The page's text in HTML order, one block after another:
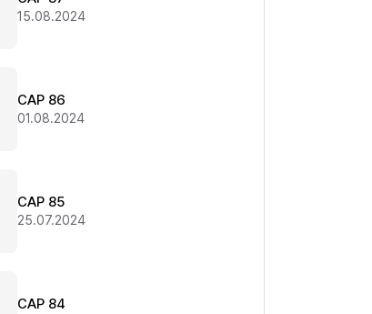
15.08.2024
CAP 86
01.08.2024
CAP 85
25.07.2024
CAP 84